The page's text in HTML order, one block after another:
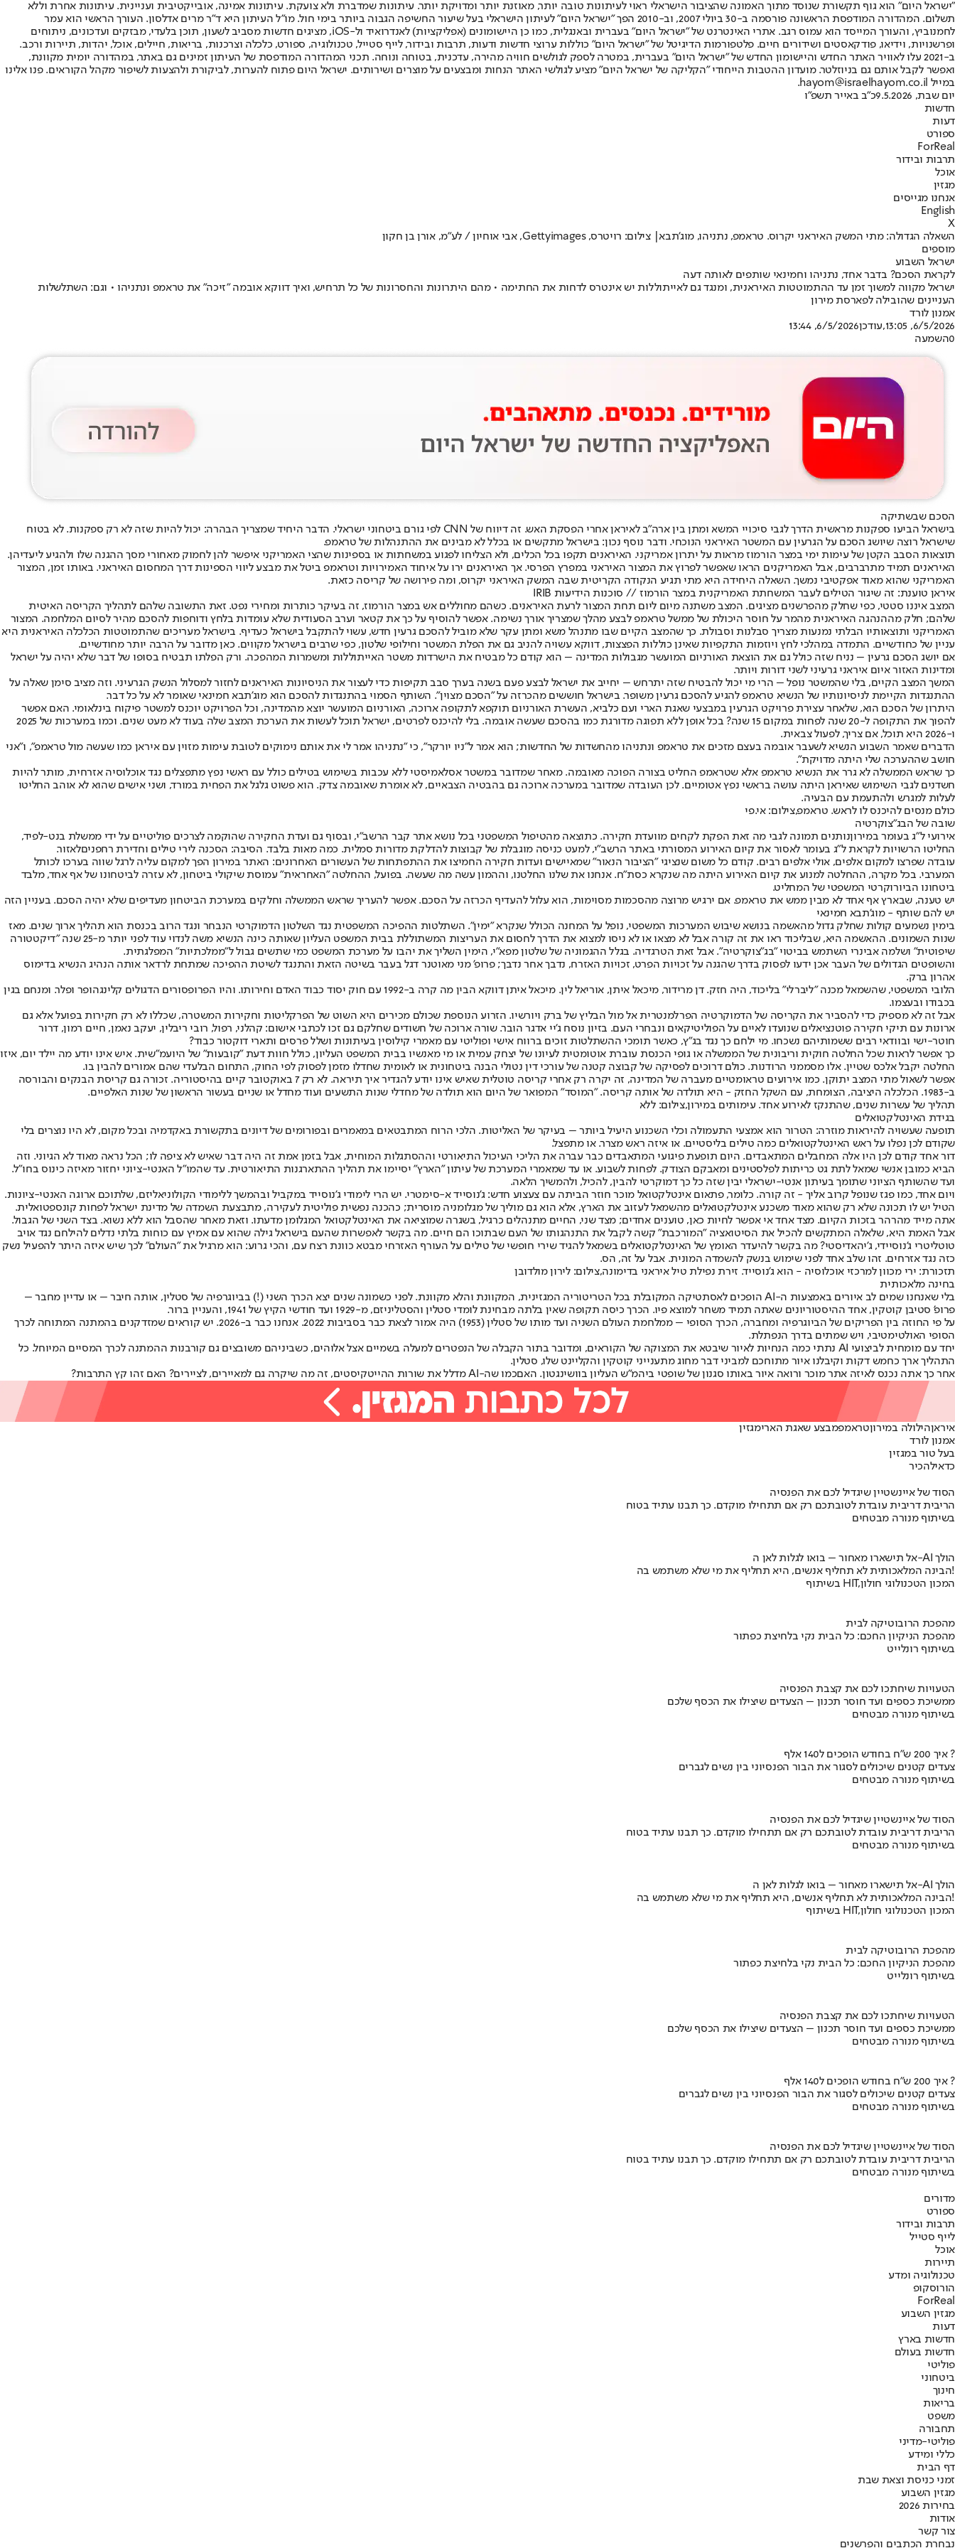
"ישראל היום" הוא גוף תקשורת שנוסד מתוך האמונה שהציבור הישראלי ראוי לעיתונות טובה יותר, מאוזנת יותר ומדויקת יותר. עיתונות שמדברת ולא צועקת. עיתונות אמינה, אובייקטיבית ועניינית. עיתונות אחרת וללא
תשלום. המהדורה המודפסת הראשונה פורסמה ב-30 ביולי 2007, וב-2010 הפך "ישראל היום" לעיתון הישראלי בעל שיעור החשיפה הגבוה ביותר בימי חול. מו"ל העיתון היא ד"ר מרים אדלסון. העורך הראשי הוא עמר
לחמנוביץ, והעורך המייסד הוא עמוס רגב. אתרי האינטרנט של "ישראל היום" בעברית ובאנגלית, כמו כן היישומונים (אפליקציות) לאנדרואיד ול-iOS, מציגים חדשות מסביב לשעון, תוכן בלעדי, מבזקים ועדכונים, ניתוחים
ופרשנויות, וידיאו, פודקאסטים ושידורים חיים. פלטפורמות הדיגיטל של "ישראל היום" כוללות ערוצי חדשות ודעות, תרבות ובידור, לייף סטייל, טכנולוגיה, ספורט, כלכלה וצרכנות, בריאות, חיילים, אוכל, יהדות, תיירות ורכב.
ב-2021 עלו לאוויר האתר החדש והיישומון החדש של "ישראל היום" בעברית, במטרה לספק לגולשים חוויה מהירה, עדכנית, בטוחה ונוחה. תכני המהדורה המודפסת של העיתון זמינים גם באתר, במהדורה יומית מקוונת,
ואפשר לקבל אותם גם בניוזלטר. מועדון ההטבות הייחודי "הקליקה של ישראל היום" מציע לגולשי האתר הנחות ומבצעים על מוצרים ושירותים. ישראל היום פתוח להערות, לביקורת ולהצעות לשיפור מקהל הקוראים. פנו אלינו
במייל hayom@israelhayom.co.il.
יום שבת, 9.5.2026
כ"ב באייר תשפ"ו
חדשות
דעות
ספורט
ForReal
תרבות ובידור
אוכל
מגזין
אנחנו מגייסים
English
X
השאלה הגדולה: מתי המשק האיראני יקרוס. טראמפ, נתניהו, מוג'תבא| צילום: רויטרס, Gettyimages, אבי אוחיון / לע"מ, אורן בן חקון
מוספים
ישראל השבוע
לקראת הסכם? בדבר אחד, נתניהו וחמינאי שותפים לאותה דעה
ישראל מקווה למשוך זמן עד ההתמוטטות האיראנית, ומנגד גם לאייתוללות יש אינטרס לדחות את החתימה • מהם היתרונות והחסרונות של כל תרחיש, ואיך דווקא אובמה "זיכה" את טראמפ ונתניהו • וגם: השתלשלות
העניינים שהובילה לפארסת מירון
אמנון לורד
6/5/2026, 13:05
,עודכן6/5/2026, 13:44
0השמעה
הסכם שבשתיקה
בישראל הביעו ספקנות מראשית הדרך לגבי סיכויי המשא ומתן בין ארה"ב לאיראן אחרי הפסקת האש. זה דיווח של CNN לפי גורם ביטחוני ישראלי. הדבר היחיד שמצריך הבהרה: יכול להיות שזה לא רק ספקנות. לא בטוח
שישראל רוצה שיושג הסכם על הגרעין עם המשטר האיראני הנוכחי. ודבר נוסף נכון: בישראל מתקשים או בכלל לא מבינים את ההתנהלות של טראמפ.
תוצאות הסבב הקטן של עימות ימי במצר הורמוז מראות על יתרון אמריקני. האיראנים תקפו בכל הכלים, ולא הצליחו לפגוע במשחתות או בספינות שהצי האמריקני איפשר להן לחמוק מאחורי מסך ההגנה שלו ולהגיע ליעדיהן.
האיראנים תמיד מתרברבים, אבל האמריקנים הראו שאפשר לפרוץ את המצור האיראני במפרץ הפרסי. אך האיראנים ירו על איחוד האמירויות וטראמפ ביטל את מבצע ליווי הספינות דרך המחסום האיראני. באותו זמן, המצור
האמריקני שהוא מאוד אפקטיבי נמשך. השאלה היחידה היא מתי תגיע הנקודה הקריטית שבה המשק האיראני יקרוס, ומה פירושה של קריסה כזאת.
איראן טוענת: זה שיגור הטילים לעבר המשחתת האמריקנית במצר הורמוז // סוכנות הידיעות IRIB
המצב איננו סטטי, כפי שחלק מהפרשנים מציגים. המצב משתנה מיום ליום תחת המצור לרעת האיראנים. כשהם מחוללים אש במצר הורמוז, זה בעיקר כותרות ומחירי נפט. זאת התשובה שלהם לתהליך הקריסה האיטית
שלהם; חלק מההנהגה האיראנית מהמר על חוסר היכולת של ממשל טראמפ לבצע מהלך שמצריך אורך נשימה. אפשר להוסיף על כך את קטאר וערב הסעודית שלא עומדות בלחץ ודוחפות להסכם מהיר לסיום המלחמה. המצור
האמריקני ותוצאותיו הבלתי נמנעות מצריך סבלנות וסבולת. כך שהמצב הקיים שבו מתנהל משא ומתן עקר שלא מוביל להסכם גרעין חדש, עשוי להתקבל בישראל כעדיף. בישראל מעריכים שהתמוטטות הכלכלה האיראנית היא
עניין של כחודשיים. התמדה במהלכי לחץ ויוזמות התקפיות שאינן כוללות הפצצות, דווקא עשויה להניב גם את הפלת המשטר וחילופי שלטון, כפי שרבים בישראל מקווים. כאן מדובר על הרבה יותר מחודשיים.
אם יושג הסכם גרעין – נניח שזה כולל גם את הוצאת האורניום המועשר מגבולות המדינה – הוא קודם כל מבטיח את הישרדות משטר האייתוללות ומשמרות המהפכה. ורק הפלתו תבטיח בסופו של דבר שלא יהיה על ישראל
ומדינות האזור איום איראני גרעיני לשני דורות ויותר.
המשך המצב הקיים, בלי שהמשטר נופל – הרי מי יכול להבטיח שזה יתרחש – יחייב את ישראל לבצע פעם בשנה בערך סבב תקיפות כדי לעצור את הניסיונות האיראנים לחזור למסלול הנשק הגרעיני. וזה מציב סימן שאלה על
ההתנגדות הקיימת לניסיונותיו של הנשיא טראמפ להגיע להסכם גרעין משופר. בישראל חוששים מהכרזה על "הסכם מצוין". השותף הסמוי בהתנגדות להסכם הוא מוג'תבא חמינאי שאומר לא על כל דבר.
היתרון של הסכם הוא, שלאחר עצירת פרויקט הגרעין במבצעי שאגת הארי ועם כלביא, העשרת האורניום תוקפא לתקופה ארוכה, האורניום המועשר יוצא מהמדינה, וכל הפרויקט יוכנס למשטר פיקוח בינלאומי. האם אפשר
להפוך את התקופה ל-20 שנה לפחות במקום 15 שנה? בכל אופן ללא תפוגה מדורגת כמו בהסכם שעשה אובמה. בלי להיכנס לפרטים, ישראל תוכל לעשות את הערכת המצב שלה בעוד לא מעט שנים. וכמו במערכות של 2025
ו-2026 היא תוכל, אם צריך, לפעול צבאית.
הדברים שאמר השבוע הנשיא לשעבר אובמה בעצם מזכים את טראמפ ונתניהו מהחשדות של החדשות; הוא אמר ל"ניו יורקר", כי "נתניהו אמר לי את אותם נימוקים לטובת עימות מזוין עם איראן כמו שעשה מול טראמפ", ו"אני
חושב שההערכה שלי היתה מדויקת".
כך שראש הממשלה לא גרר את הנשיא טראמפ אלא שטראמפ החליט בצורה הפוכה מאובמה. מאחר שמדובר במשטר אסלאמיסטי ללא עכבות בשימוש בטילים כולל עם ראשי נפץ מתפצלים נגד אוכלוסיה אזרחית, מותר להיות
חשדנים לגבי השימוש שאיראן היתה עושה בראשי נפץ אטומיים. לכן העובדה שמדובר במערכה ארוכה גם בהבטיה הצבאיים, לא אומרת שאובמה צדק. הוא פשוט גלגל את הפחית במורד, ושני אישים שהוא לא אוהב החליטו
לעלות למגרש ולהתעמת עם הבעיה.
כולם מנסים להיכנס לו לראש. טראמפ,צילום: אי.פי
שובה של הבג"צוקרטיה
אירועי ל"ג בעומר במירוןנותנים תמונה לגבי מה זאת הפקת לקחים מוועדת חקירה. כתוצאה מהטיפול המשפטני בכל נושא אתר קבר הרשב"י, ובסוף גם ועדת החקירה שהוקמה לצרכים פוליטיים על ידי ממשלת בנט-לפיד,
החליטו הרשויות לקראת ל"ג בעומר לאסור את קיום האירוע המסורתי באתר הרשב"י, למעט כניסה מוגבלת של קבוצות להדלקת מדורות סמלית. כמה מאות בלבד. הסיבה: הסכנה לירי טילים וחדירת רחפניםלאזור.
עובדה שפרצו למקום אלפים, אולי אלפים רבים. קודם כל משום שנציגי "הציבור הנאור" שמאיישים ועדות חקירה החמיצו את ההתפתחות של העשורים האחרונים: האתר במירון הפך למקום עליה לרגל שווה בערכו לכותל
המערבי. בכל מקרה, ההחלטה למנוע את קיום האירוע היתה מה שנקרא כסת"ח. אנחנו את שלנו החלטנו, וההמון עשה מה שעשה. בפועל, ההחלטה "האחראית" עמוסת שיקולי ביטחון, לא עזרה לביטחונו של אף אחד, מלבד
ביטחונו הביורוקרטי המשפטי של המחליט.
יש טענה, שבארץ אף אחד לא מבין ממש את טראמפ. אם ירגיש מרוצה מהסכמות מסוימות, הוא עלול להעדיף הכרזה על הסכם. אפשר להעריך שראש הממשלה וחלקים במערכת הביטחון מעדיפים שלא יהיה הסכם. בעניין הזה
יש להם שותף - מוג'תבא חמינאי
בימין נשמעים קולות שחלק גדול מהאשמה בנושא שיבוש המערכות המשפטי, נופל על המחנה הכולל שנקרא "ימין". השתלטות ההפיכה המשפטית נגד השלטון הדמוקרטי הנבחר ונגד הרוב בכנסת הוא תהליך ארוך שנים. מאז
שנות השמונים. ההאשמה היא, שבליכוד ראו את זה קורה אבל לא מצאו או לא ניסו למצוא את הדרך לחסום את העריצות המשתוללת בבית המשפט העליון שאותה כינה הנשיא משה לנדוי עוד לפני יותר מ-25 שנה "דיקטטורה
שיפוטית" ושלמה אבינרי השתמש בביטוי "בג"צוקרטיה". אבל זאת הטרגדיה. בגלל ההגמוניה של שלטון מפא"י, הימין השליך את יהבו על מערכת המשפט כמי שתשים גבול ל"ממלכתיות" המפלגתית.
והשופטים הגדולים של העבר אכן ידעו לפסוק בדרך שהגנה על זכויות הפרט, זכויות האזרח, נדבך אחר נדבך; פרופ' מני מאוטנר דגל בעבר בשיטה הזאת והתנגד לשיטת ההפיכה שמתחת לרדאר אותה הנהיג הנשיא בדימוס
אהרון ברק.
הלובי המשפטי, שהשמאל מכנה "ליברלי" בליכוד, היה חזק. דן מרידור, מיכאל איתן, אוריאל לין. מיכאל איתן דווקא הבין מה קרה ב-1992 עם חוק יסוד כבוד האדם וחירותו. והיו הפרופסורים הדגולים קלינגהופר ופלר. ומנחם בגין
בכבודו ובעצמו.
אבל זה לא מספיק כדי להסביר את הקריסה של הדמוקרטיה הפרלמנטרית אל מול הבליץ של ברק ויורשיו. הזרוע הנוספת שכולם מכירים היא השוט של הפרקליטות וחקירות המשטרה, שכללו לא רק חקירות בפועל אלא גם
ארונות עם תיקי חקירה פוטנציאלים שנועדו לאיים על הפוליטיקאים ונבחרי העם. בזיון נוסח ג'יי אדגר הובר. שורה ארוכה של חשודים שחלקם גם זכו לכתבי אישום: קהלני, רפול, רובי ריבלין, יעקב נאמן, חיים רמון, דרור
חוטר-ישי ובוודאי רבים ששמותיהם נשכחו. מי ילחם כך נגד בג"ץ, כאשר תומכי ההשתלטות זוכים ברווח אישי ופוליטי עם מאמרי קילוסין בעיתונות ושלל פרסים ותארי דוקטור כבוד?
כך אפשר לראות שכל החלטה חוקית וריבונית של הממשלה או גופי הכנסת עוברת אוטומטית לעיונו של יצחק עמית או מי מאנשיו בבית המשפט העליון, כולל חוות דעת "קובעות" של היועמ"שית. איש אינו יודע מה יילד יום, איזו
החלטה יקבל אלכס שטיין. אלו מסממני הרודנות. כולם דרוכים לפסיקה של קבוצה קטנה של עורכי דין נטולי הבנה ביטחונית או לאומית שחדלו מזמן לפסוק לפי החוק, התחום הבלעדי שהם אמורים להבין בו.
אפשר לשאול מתי המצב יתוקן. כמו אירועים טראומטיים מעברה של המדינה, זה יקרה רק אחרי קריסה טוטלית שאיש אינו יודע להגדיר איך תיראה. לא רק 7 באוקטובר קיים בהיסטוריה. זכורה גם קריסת הבנקים והבורסה
ב-1983. הכלכלה היציבה, הצומחת, עם השקל החזק - היא תולדה של אותה קריסה. "המוסד" המפואר של היום הוא תולדה של מחדלי שנות התשעים ועוד מחדל או שניים בעשור הראשון של שנות האלפיים.
תהליך של עשרות שנים, שהתנקז לאירוע אחד. עימותים במירון,צילום: ללא
בגידת האינטלקטואלים
תופעה שעשויה להיראות מוזרה: הטרור הוא אמצעי התעמולה וכלי השכנוע היעיל ביותר – בעיקר של האליטות. הלכי הרוח המתבטאים במאמרים ובפורומים של דיונים בתקשורת באקדמיה ובכל מקום, לא היו נוצרים בלי
שקודם לכן נפלו על ראש האינטלקטואלים כמה טילים בליסטיים. או איזה ראש מצרר. או מתפצל.
דור אחד קודם לכן היו אלה המחבלים המתאבדים. היום תופעת פיגועי המתאבדים כבר עברה את הליכי העיכול התיאורטי וההסתגלות המוחית, אבל בזמן אמת זה היה דבר שאיש לא ציפה לו; הכל נראה מאוד לא הגיוני. וזה
הביא כמובן אנשי שמאל לתת גט כריתות לפלסטינים ומאבקם הצודק. לפחות לשבוע. או עד שמאמרי המערכת של עיתון "הארץ" יסיימו את תהליך ההתארגנות התיאורטית. עד שהמו"ל האנטי-ציוני יחזור מאיזה כינוס בחו"ל.
ועד שהשותף הציוני שתומך בעיתון אנטי-ישראלי יבין שזה כל כך דמוקרטי להבין, להכיל, ולהמשיך הלאה.
ויום אחד, כמו פגז שנופל קרוב אליך - זה קורה. כלומר, פתאום אינטלקטואל מוכר חוזר הביתה עם צעצוע חדש: ג'נוסייד א-סימטרי. יש הרי לימודי ג'נוסייד במקביל ובהמשך ללימודי הקולוניאליזם, שלתוכם ארוגה האנטי-ציונות.
הטיל יש לו תכונה שלא רק שהוא מאוד משכנע אינטלקטואלים מהשמאל לעזוב את הארץ, אלא הוא גם מוליך של מגלומניה מוסרית; כהכנה נפשית פוליטית לעקירה, מתבצעת השמדה של מדינת ישראל לפחות קונספטואלית.
אתה מייד מהרהר בזכות הקיום. מצד אחד אי אפשר לחיות כאן, טוענים אחדים; מצד שני, החיים מתנהלים כרגיל, בשגרה שמוציאה את האינטלקטואל המגלומן מדעתו. וזאת מאחר שהסבל הוא ללא נשוא. בצד השני של הגבול.
אבל האמת היא, שלאלה המתקשים להכיל את הסיטואציה "המורכבת" קשה לקבל את התנהגותו של העם שבתוכו הם חיים. מה בקשר לאפשרות שהעם בישראל גילה שהוא עם אמיץ עם כוחות בלתי נדלים להילחם נגד אויב
טוטליטרי ג'נוסיידי, ג'יהאדיסטי? מה בקשר להיעדר האומץ של האינטלקטואלים בשמאל להגיד שירי חופשי של טילים על העורף האזרחי מבטא כוונת רצח עם, והכי גרוע: הוא מרגיל את "העולם" לכך שיש איזה היתר להפעיל נשק
כזה נגד אזרחים. זהו שלב אחד לפני שימוש בנשק להשמדה המונית. אבל על זה, הס.
תזכורת: ירי מכוון למרכזי אוכלוסיה - הוא ג'נוסייד. זירת נפילת טיל איראני בדימונה,צילום: לירון מולדובן
בחינה מלאכותית
בלי שאנחנו שמים לב איורים באמצעות ה-AI הופכים לאסתטיקה המקובלת בכל הטריטוריה המגזינית, המקוונת והלא מקוונת. לפני כשמונה שנים יצא הכרך השני (!) בביוגרפיה של סטלין, אותה חיבר – או עדיין מחבר –
פרופ' סטיבן קוטקין, אחד ההיסטוריונים שאתה תמיד משחר למוצא פיו. הכרך כיסה תקופה שאין בלתה מבחינת לומדי סטלין והסטליניזם, מ-1929 ועד חודשי הקיץ של 1941, והעניין ברור.
על פי החוזה בין הפריקים של הביוגרפיה ומחברה, הכרך הסופי – ממלחמת העולם השניה ועד מותו של סטלין (1953) היה אמור לצאת כבר בסביבות 2022. אנחנו כבר ב-2026. יש קוראים שמזדקנים בהמתנה המתוחה לכרך
הסופי האולטימטיבי, ויש שמתים בדרך הנפתלת.
יחד עם מומחית לביצועי AI נתתי כמה הנחיות לאיור שיבטא את המצוקה של הקוראים, ומדובר בתור הקבלה של הנפטרים למעלה בשמיים אצל אלוהים, כשביניהם משובצים גם קורבנות ההמתנה לכרך המסיים המיוחל. כל
התהליך ארך כחמש דקות וקיבלנו איור מתוחכם למביני דבר מחוג מתענייני קוטקין והקליינט שלו, סטלין.
אחר כך אתה נכנס לאיזה אתר מוכר ורואה איור באותו סגנון של שופטי ביהמ"ש העליון בוושינגטון. האםכמו שה-AI מדלל את שורות ההייטקיסטים , זה מה שיקרה גם למאיירים, לציירים? האם זהו קץ התרבות?
איראןהילולה במירוןטראמפמבצע שאגת הארימגזין
אמנון לורד
בעל טור במגזין
כדאילהכיר
הסוד של איינשטיין שיגדיל לכם את הפנסיה
הריבית דריבית עובדת לטובתכם רק אם תתחילו מוקדם. כך תבנו עתיד בטוח
בשיתוף מנורה מבטחים
אל תישארו מאחור – בואו לגלות לאן ה-AI הולך
הבינה המלאכותית לא תחליף אנשים, היא תחליף את מי שלא משתמש בה!
בשיתוף HIT,המכון הטכנולוגי חולון
מהפכת הרובוטיקה לבית
מהפכת הניקיון החכם: כל הבית נקי בלחיצת כפתור
בשיתוף רונלייט
הטעויות שיחתכו לכם את קצבת הפנסיה
ממשיכת כספים ועד חוסר תכנון – הצעדים שיצילו את הכסף שלכם
בשיתוף מנורה מבטחים
איך 200 ש"ח בחודש הופכים ל140 אלף ?
צעדים קטנים שיכולים לסגור את הבור הפנסיוני בין נשים לגברים
בשיתוף מנורה מבטחים
הסוד של איינשטיין שיגדיל לכם את הפנסיה
הריבית דריבית עובדת לטובתכם רק אם תתחילו מוקדם. כך תבנו עתיד בטוח
בשיתוף מנורה מבטחים
אל תישארו מאחור – בואו לגלות לאן ה-AI הולך
הבינה המלאכותית לא תחליף אנשים, היא תחליף את מי שלא משתמש בה!
בשיתוף HIT,המכון הטכנולוגי חולון
מהפכת הרובוטיקה לבית
מהפכת הניקיון החכם: כל הבית נקי בלחיצת כפתור
בשיתוף רונלייט
הטעויות שיחתכו לכם את קצבת הפנסיה
ממשיכת כספים ועד חוסר תכנון – הצעדים שיצילו את הכסף שלכם
בשיתוף מנורה מבטחים
איך 200 ש"ח בחודש הופכים ל140 אלף ?
צעדים קטנים שיכולים לסגור את הבור הפנסיוני בין נשים לגברים
בשיתוף מנורה מבטחים
הסוד של איינשטיין שיגדיל לכם את הפנסיה
הריבית דריבית עובדת לטובתכם רק אם תתחילו מוקדם. כך תבנו עתיד בטוח
בשיתוף מנורה מבטחים
מדורים
ספורט
תרבות ובידור
לייף סטייל
אוכל
תיירות
טכנולוגיה ומדע
הורוסקופ
ForReal
מגזין השבוע
דעות
חדשות בארץ
חדשות בעולם
פוליטי
ביטחוני
חינוך
בריאות
משפט
תחבורה
פוליטי-מדיני
כללי ומידע
דף הבית
זמני כניסת וצאת שבת
מגזין השבוע
בחירות 2026
אודות
צור קשר
נבחרת הכתבים והפרשנים